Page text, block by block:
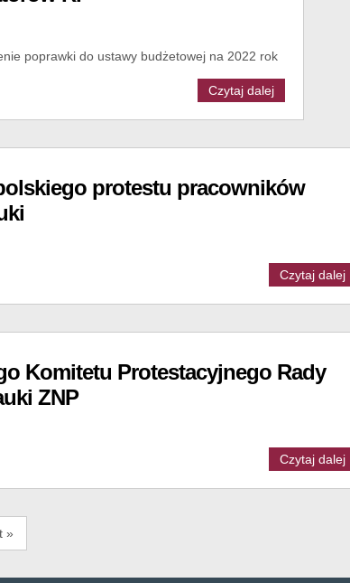
poprawki do ustawy budżetowej na 2022 rok
Czytaj dalej
protestu pracowników
Czytaj dalej
Komitetu Protestacyjnego Rady
ZNP
Czytaj dalej
»